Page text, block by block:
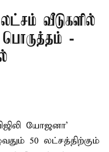
லட்சம் வீடுகளில்
-
யோஜனா'
50 லட்சத்திற்கும்